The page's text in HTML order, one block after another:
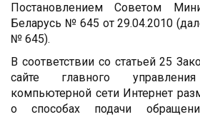
Постановлением Советом
Беларусь № 645 от 29.04.2010
№ 645).
В соответствии со статьей 25
сайте главного
компьютерной сети Интернет
о способах подачи